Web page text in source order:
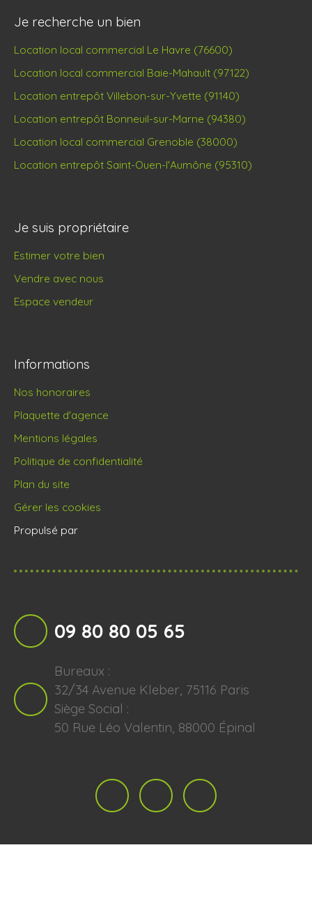
Je recherche un bien
Location local commercial Le Havre (76600)
Location local commercial Baie-Mahault (97122)
Location entrepôt Villebon-sur-Yvette (91140)
Location entrepôt Bonneuil-sur-Marne (94380)
Location local commercial Grenoble (38000)
Location entrepôt Saint-Ouen-l'Aumône (95310)
Je suis propriétaire
Estimer votre bien
Vendre avec nous
Espace vendeur
Informations
Nos honoraires
Plaquette d'agence
Mentions légales
Politique de confidentialité
Plan du site
Gérer les cookies
Propulsé par
09 80 80 05 65
Bureaux :
32/34 Avenue Kleber, 75116 Paris
Siège Social :
50 Rue Léo Valentin, 88000 Épinal